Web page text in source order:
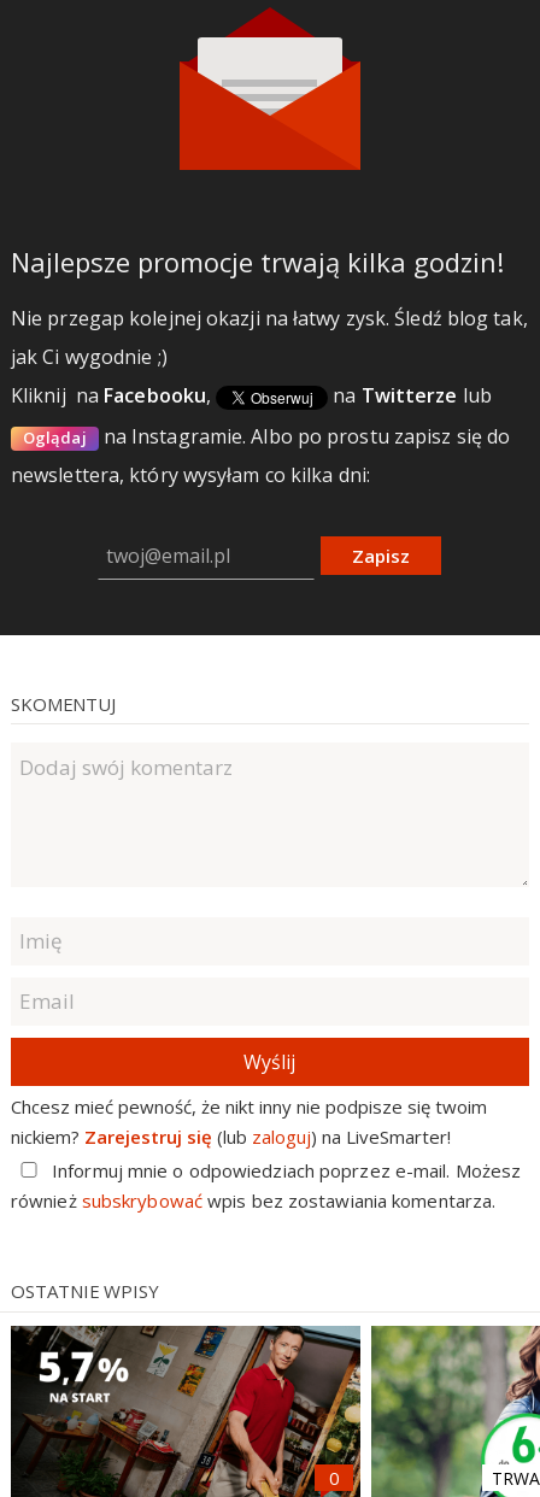
Najlepsze promocje trwają kilka godzin!
Nie przegap kolejnej okazji na łatwy zysk. Śledź blog tak,
jak Ci wygodnie ;)
Kliknij na Facebooku, na Twitterze lub
Oglądaj na Instagramie.Albo po prostu zapisz się do
newslettera, który wysyłam co kilka dni:
Zapisz
SKOMENTUJ
Wyślij
Chcesz mieć pewność, że nikt inny nie podpisze się twoim
nickiem? Zarejestruj się (lub zaloguj) na LiveSmarter!
Informuj mnie o odpowiedziach poprzez e-mail. Możesz
również subskrybowaćwpis bez zostawiania komentarza.
OSTATNIE WPISY